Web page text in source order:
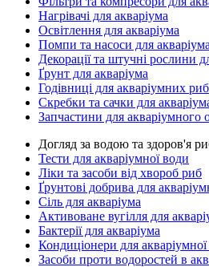
Нагрівачі для акваріума
Освітлення для акваріума
Помпи та насоси для акваріума
Декорації та штучні рослини
Ґрунт для акваріума
Годівниці для акваріумних риб
Скребки та сачки для
Запчастини для акваріумного
Догляд за водою та здоров'я
Тести для акваріумної води
Ліки та засоби від хвороб риб
Ґрунтові добрива для
Сіль для акваріума
Активоване вугілля для
Бактерії для акваріума
Кондиціонери для
Засоби проти водоростей в